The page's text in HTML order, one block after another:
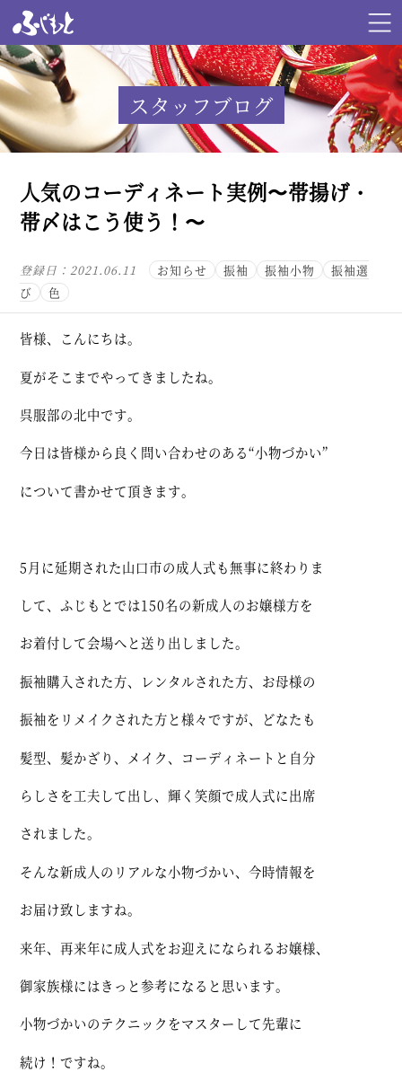
スタッフブログ
人気のコーディネート実例〜帯揚げ・
帯〆はこう使う！〜
登録日：2021.06.11 お知らせ 振袖 振袖小物
振袖選
び
色
皆様、こんにちは。
夏がそこまでやってきましたね。
呉服部の北中です。
今日は皆様から良く問い合わせのある“小物づかい”
について書かせて頂きます。
5月に延期された山口市の成人式も無事に終わりま
して、ふじもとでは150名の新成人のお嬢様方を
お着付して会場へと送り出しました。
振袖購入された方、レンタルされた方、お母様の
振袖をリメイクされた方と様々ですが、どなたも
髪型、髪かざり、メイク、コーディネートと自分
らしさを工夫して出し、輝く笑顔で成人式に出席
されました。
そんな新成人のリアルな小物づかい、今時情報を
お届け致しますね。
来年、再来年に成人式をお迎えになられるお嬢様、
御家族様にはきっと参考になると思います。
小物づかいのテクニックをマスターして先輩に
続け！ですね。